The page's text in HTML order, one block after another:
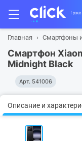
Главная Смартфоны
Смартфон
Midnight Black
Арт. 541006
Описание и